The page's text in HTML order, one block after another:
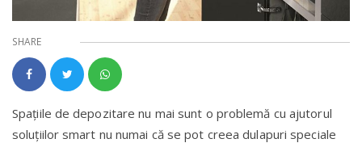
SHARE
Spațiile de depozitare nu mai sunt o problemă cu ajutorul
soluțiilor smart nu numai că se pot creea dulapuri speciale